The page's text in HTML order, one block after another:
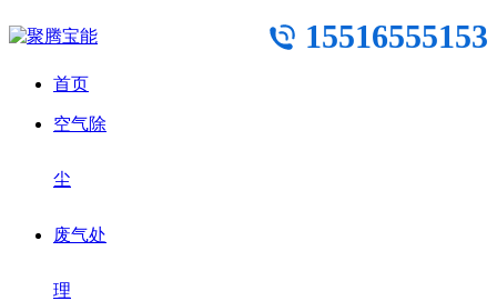
15516555153
首页
空气除
尘
废气处
理